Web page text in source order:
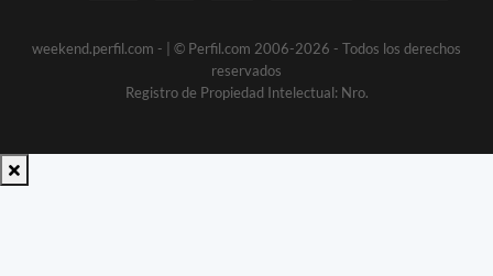
weekend.perfil.com -
| © Perfil.com 2006-2026 - Todos los derechos
reservados
Registro de Propiedad Intelectual: Nro.